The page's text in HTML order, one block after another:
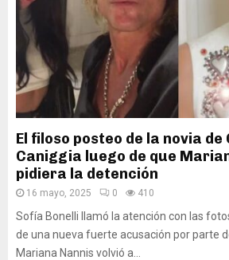
El filoso posteo de la novia de
Caniggia luego de que
pidiera la detención
16 mayo, 2025 0 410
Sofía Bonelli llamó la atención con las
de una nueva fuerte acusación por parte
Mariana Nannis volvió a...